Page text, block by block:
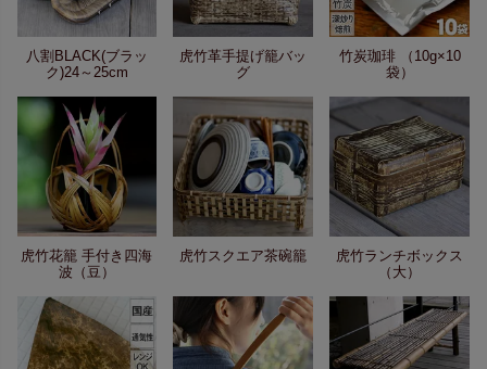
八割BLACK(ブラッ
ク)24～25cm
虎竹革手提げ籠バッ
グ
竹炭珈琲 （10g×10
袋）
虎竹花籠 手付き四海
波（豆）
虎竹スクエア茶碗籠
虎竹ランチボックス
（大）